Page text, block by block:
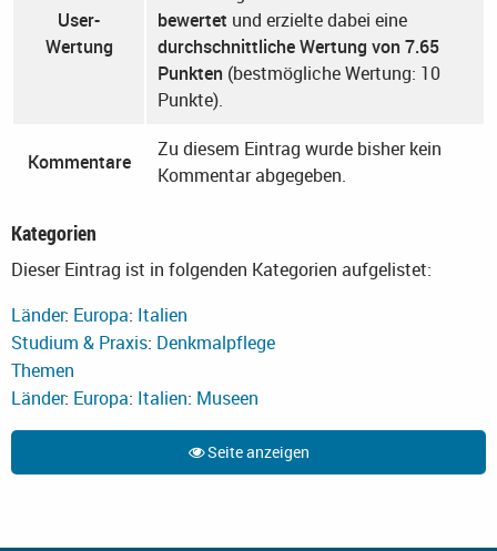
User-
Wertung
bewertet und erzielte dabei eine
durchschnittliche Wertung von 7.65
Punkten (bestmögliche Wertung: 10
Punkte).
Kommentare
Zu diesem Eintrag wurde bisher kein
Kommentar abgegeben.
Kategorien
Dieser Eintrag ist in folgenden Kategorien aufgelistet:
Länder: Europa: Italien
Studium & Praxis: Denkmalpflege
Themen
Länder: Europa: Italien: Museen
Seite anzeigen